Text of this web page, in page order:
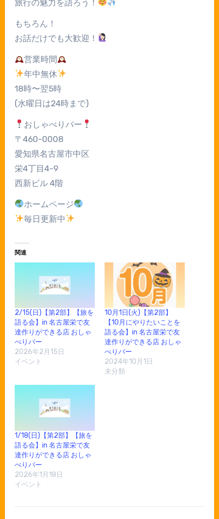
旅行の魅力を語ろう！
もちろん！
お話だけでも大歓迎！
営業時間
年中無休
18時〜翌5時
(水曜日は24時まで)
おしゃべりバー
〒460-0008
愛知県名古屋市中区
栄4丁目4-9
西新ビル 4階
ホームページ
毎日更新中
関連
2/15(日)【第2部】【旅を
語る会】in 名古屋栄で友
達作りができる店 おしゃ
べりバー
2026年2月15日
イベント
10月1日(火)【第2部】
【10月にやりたいことを
語る会】in 名古屋栄で友
達作りができる店 おしゃ
べりバー
2024年10月1日
未分類
1/18(日)【第2部】【旅を
語る会】in 名古屋栄で友
達作りができる店 おしゃ
べりバー
2026年1月18日
イベント